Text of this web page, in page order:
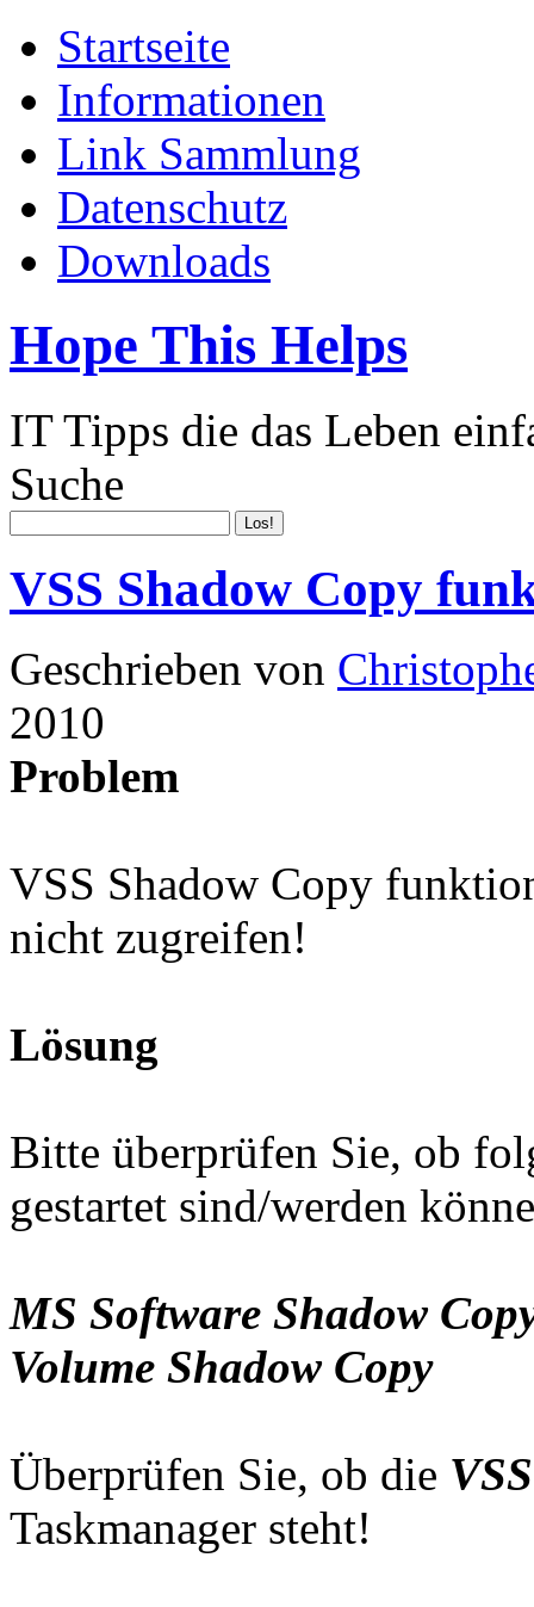
Startseite
Informationen
Link Sammlung
Datenschutz
Downloads
Hope This Helps
IT Tipps die das Leben
Suche
VSS Shadow Copy
Geschrieben von
2010
Problem
VSS Shadow Copy
nicht zugreifen!
Lösung
Bitte überprüfen Sie, ob
gestartet sind/werden
MS Software Shadow
Volume Shadow Copy
Überprüfen Sie, ob die
Taskmanager steht!